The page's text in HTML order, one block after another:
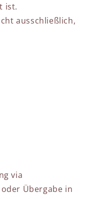
ist.
ausschließlich,
via
Übergabe in